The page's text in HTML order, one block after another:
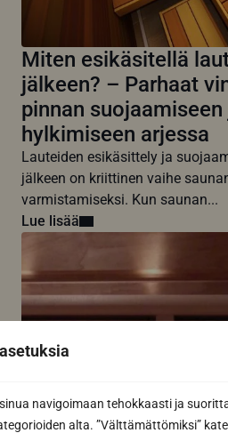
navigoimaan tehokkaasti ja
alta. ”Välttämättömiksi”
Miten esikäsitellä
jälkeen? – Parhaat
pinnan suojaamiseen
hylkimiseen arjessa
Lauteiden esikäsittely ja
jälkeen on kriittinen vaihe
varmistamiseksi. Kun saunan...
Lue lisää